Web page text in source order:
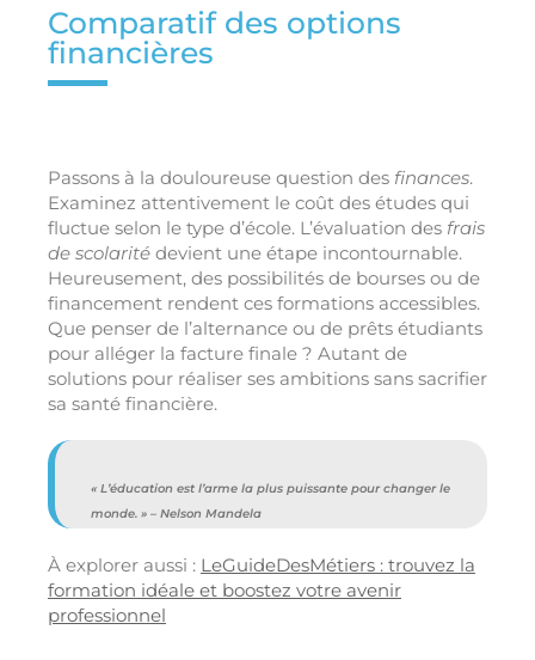
Comparatif des options
financières
Passons à la douloureuse question des finances.
Examinez attentivement le coût des études qui
fluctue selon le type d’école. L’évaluation des frais
de scolarité devient une étape incontournable.
Heureusement, des possibilités de bourses ou de
financement rendent ces formations accessibles.
Que penser de l’alternance ou de prêts étudiants
pour alléger la facture finale ? Autant de
solutions pour réaliser ses ambitions sans sacrifier
sa santé financière.
« L’éducation est l’arme la plus puissante pour changer le
monde. » – Nelson Mandela
À explorer aussi : LeGuideDesMétiers : trouvez la
formation idéale et boostez votre avenir
professionnel